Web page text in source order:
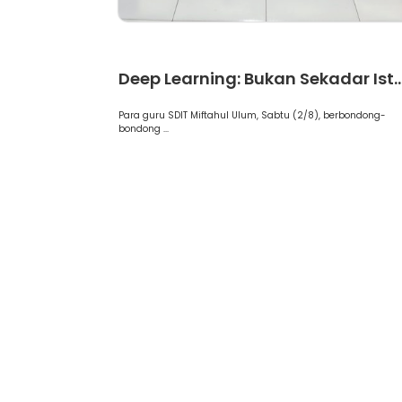
Deep Learning: Bukan Sekadar
Para guru SDIT Miftahul Ulum, Sabtu (2/8), berbondong-
bondong ...